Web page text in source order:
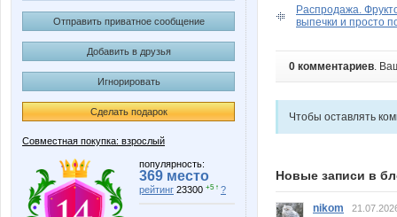
Отправить приватное сообщение
Добавить в друзья
Игнорировать
Сделать подарок
Совместная покупка: взрослый
популярность:
369 место
рейтинг 23300 +5 ↑ ?
Распродажа.
выпечки и просто
0 комментариев.
Чтобы оставлять
Новые записи в
nikom